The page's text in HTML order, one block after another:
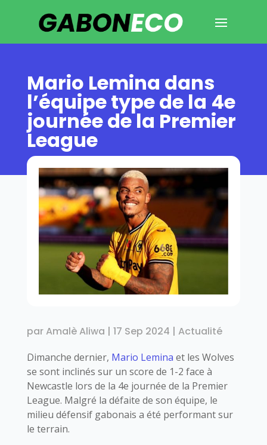
Mario Lemina dans
l’équipe type de la 4e
journée de la Premier
League
parAmalè Aliwa | 17 Sep 2024 | Actualité
Dimanche dernier, Mario Lemina et les Wolves
se sont inclinés sur un score de 1-2 face à
Newcastle lors de la 4e journée de la Premier
League. Malgré la défaite de son équipe, le
milieu défensif gabonais a été performant sur
le terrain.